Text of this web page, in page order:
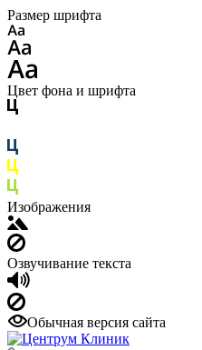
Размер шрифта
Цвет фона и шрифта
Изображения
Озвучивание текста
Обычная версия сайта